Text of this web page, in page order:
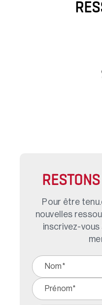
Pour être
nouvelles
inscrivez-